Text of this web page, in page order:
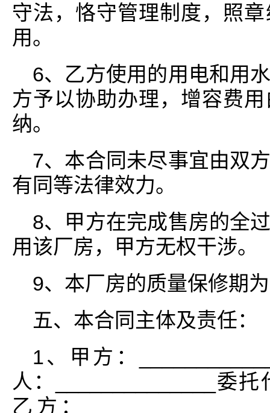
守法，恪守管理制度，照
用。
6、乙方使用的用电和用
方予以协助办理，增容费
纳。
7、本合同未尽事宜由双
有同等法律效力。
8、甲方在完成售房的全
用该厂房，甲方无权干涉。
9、本厂房的质量保修期
五、本合同主体及责任：
1、甲方：
人：______________委
乙方：